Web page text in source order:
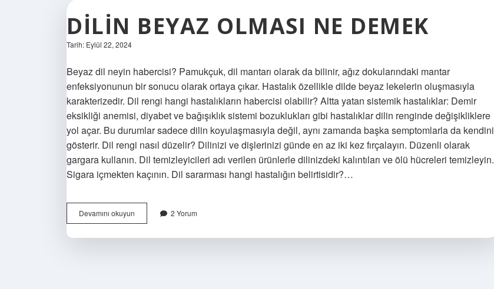
DILIN BEYAZ OLMASI NE DEMEK
Tarih: Eylül 22, 2024
Beyaz dil neyin habercisi? Pamukçuk, dil mantarı olarak da bilinir, ağız dokularındaki mantar
enfeksiyonunun bir sonucu olarak ortaya çıkar. Hastalık özellikle dilde beyaz lekelerin oluşmasıyla
karakterizedir. Dil rengi hangi hastalıkların habercisi olabilir? Altta yatan sistemik hastalıklar: Demir
eksikliği anemisi, diyabet ve bağışıklık sistemi bozuklukları gibi hastalıklar dilin renginde değişikliklere
yol açar. Bu durumlar sadece dilin koyulaşmasıyla değil, aynı zamanda başka semptomlarla da kendini
gösterir. Dil rengi nasıl düzelir? Dilinizi ve dişlerinizi günde en az iki kez fırçalayın. Düzenli olarak
gargara kullanın. Dil temizleyicileri adı verilen ürünlerle dilinizdeki kalıntıları ve ölü hücreleri temizleyin.
Sigara içmekten kaçının. Dil sararması hangi hastalığın belirtisidir?…
Devamını okuyun
Beyaz
2 Yorum